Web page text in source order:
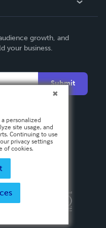
growth, and
your business.
Submit
Conditions
All rights reserved.
personalized
site usage, and
Continuing to use
privacy settings
of cookies.